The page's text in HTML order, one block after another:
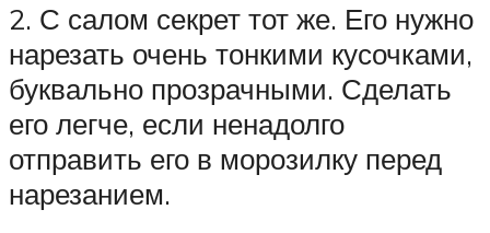
2. С салом секрет тот же. Его нужно
нарезать очень тонкими кусочками,
буквально прозрачными. Сделать
его легче, если ненадолго
отправить его в морозилку перед
нарезанием.